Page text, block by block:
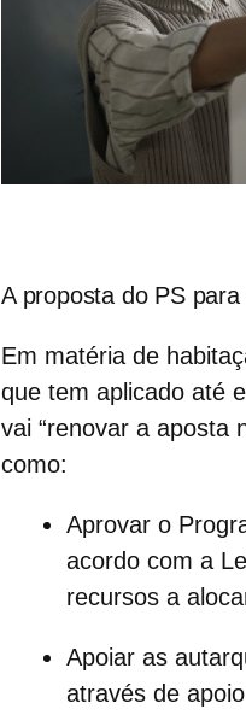
A proposta do PS
Em matéria de
que tem aplicado até
vai “renovar a aposta
como:
Aprovar o
acordo com a
recursos a
Apoiar as
através de